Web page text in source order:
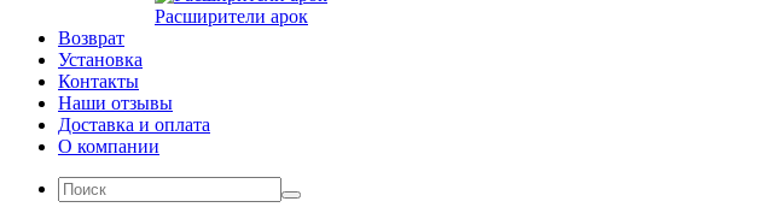
Расширители арок
Возврат
Установка
Контакты
Наши отзывы
Доставка и оплата
О компании